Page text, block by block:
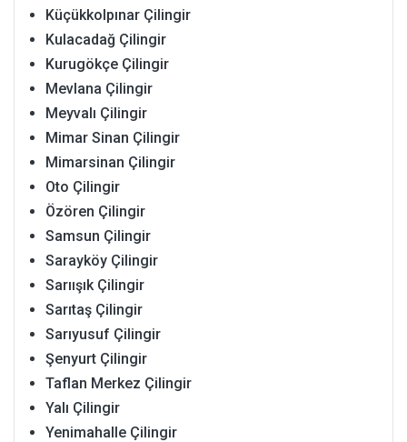
Küçükkolpınar Çilingir
Kulacadağ Çilingir
Kurugökçe Çilingir
Mevlana Çilingir
Meyvalı Çilingir
Mimar Sinan Çilingir
Mimarsinan Çilingir
Oto Çilingir
Özören Çilingir
Samsun Çilingir
Sarayköy Çilingir
Sarıışık Çilingir
Sarıtaş Çilingir
Sarıyusuf Çilingir
Şenyurt Çilingir
Taflan Merkez Çilingir
Yalı Çilingir
Yenimahalle Çilingir